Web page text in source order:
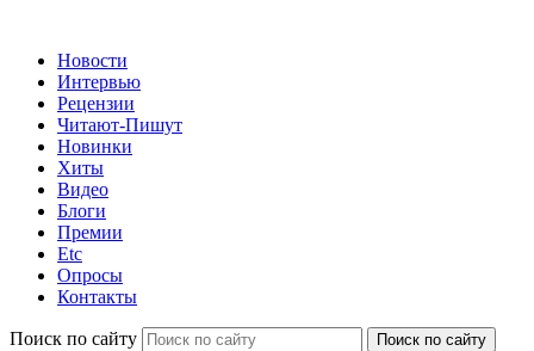
Новости
Интервью
Рецензии
Читают-Пишут
Новинки
Хиты
Видео
Блоги
Премии
Etc
Опросы
Контакты
Поиск по сайту